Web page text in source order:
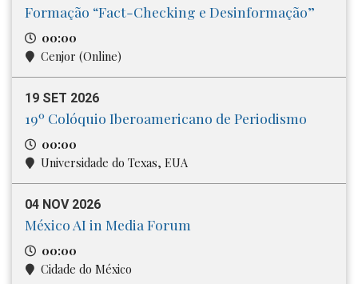
Formação “Fact-Checking e Desinformação”
00:00
Cenjor (Online)
19 SET 2026
19º Colóquio Iberoamericano de Periodismo
00:00
Universidade do Texas, EUA
04 NOV 2026
México AI in Media Forum
00:00
Cidade do México